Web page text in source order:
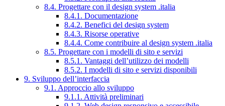
8.4. Progettare con il design system .italia
8.4.1. Documentazione
8.4.2. Benefici del design system
8.4.3. Risorse operative
8.4.4. Come contribuire al design system .italia
8.5. Progettare con i modelli di sito e servizi
8.5.1. Vantaggi dell’utilizzo dei modelli
8.5.2. I modelli di sito e servizi disponibili
9. Sviluppo dell’interfaccia
9.1. Approccio allo sviluppo
9.1.1. Attività preliminari